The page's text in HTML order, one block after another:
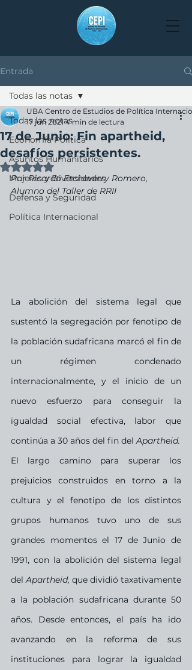
Entrada
Todas las notas
Economía Política
Asuntos Humanitarios
Mujeres y Diversidades
Defensa y Seguridad
Política Internacional
Todas las notas
17 de Junio: Fin apartheid,
desafíos persistentes.
UBA Centro de Estudios de Política
17 jun 2021 4 min de lectura
Obtuvo NaN de 5 estrellas.
Por Ricardo Etcheverry Romero,
Alumno del Taller de RRII
La abolición del sistema legal que
sustentó la segregación por fenotipo de
la población sudafricana marcó el fin de
un régimen condenado
internacionalmente, y el inicio de un
nuevo esfuerzo para conseguir la
igualdad social efectiva, labor que
continúa a 30 años del fin del Apartheid.
El largo camino para superar los
prejuicios construidos en torno a la
cultura y el fenotipo de los distintos
grupos humanos tuvo uno de sus
grandes momentos el 17 de Junio de
1991, con la abolición del sistema legal
del Apartheid, que dividió taxativamente
a la población sudafricana durante 50
años. Desde entonces, el país ha ido
avanzando en la reforma de sus
instituciones para lograr la igualdad